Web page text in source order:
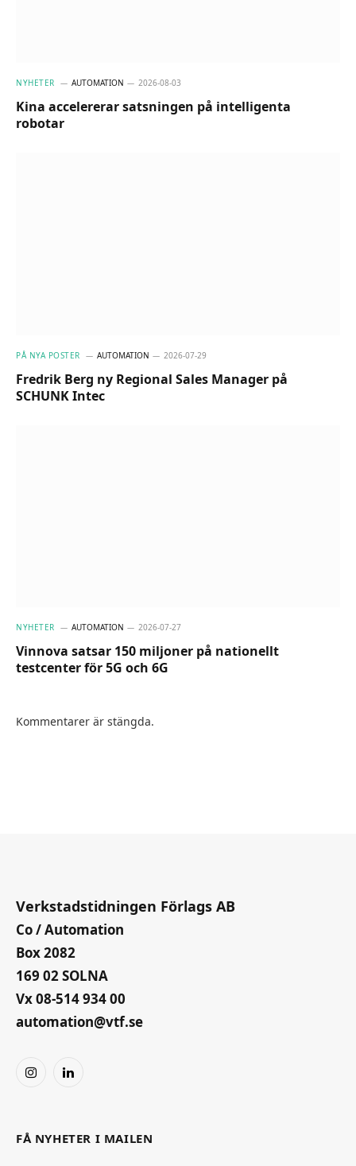
NYHETER AUTOMATION 2026-08-03
Kina accelererar satsningen på intelligenta
robotar
PÅ NYA POSTER AUTOMATION 2026-07-29
Fredrik Berg ny Regional Sales Manager på
SCHUNK Intec
NYHETER AUTOMATION 2026-07-27
Vinnova satsar 150 miljoner på nationellt
testcenter för 5G och 6G
Kommentarer är stängda.
Verkstadstidningen Förlags AB
Co / Automation
Box 2082
169 02 SOLNA
Vx 08-514 934 00
automation@vtf.se
InstagramLinkedIn
FÅ NYHETER I MAILEN